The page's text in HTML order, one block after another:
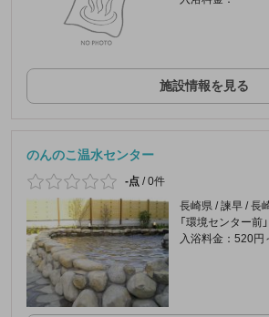
施設情報を見る
のんのこ温水センター
-点 /0件
長崎県 / 諫早 /
「環境センター前
入浴料金：520円